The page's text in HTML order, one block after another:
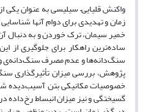
واکنش قلیایی– سیلیسی به عنوان یکی
زمان و تهدیدی برای دوام آنها
خمیر سیمان، ترک خوردن و به
ساده‌ترین راهکار برای جلوگیری از
سنگ‌دانه‌ها و عدم مصرف سنگ‌دانه‌ی
پژوهش، بررسی میزان تأثیرگذاری
خصوصیات مکانیکی بتن آسیب‌دیده
گسیختگی و نیز میزان انبساط